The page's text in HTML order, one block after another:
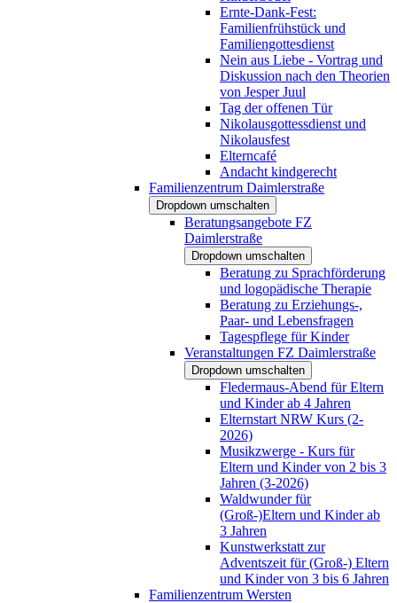
Ernte-Dank-Fest:
Familienfrühstück und
Familiengottesdienst
Nein aus Liebe - Vortrag und
Diskussion nach den Theorien
von Jesper Juul
Tag der offenen Tür
Nikolausgottessdienst und
Nikolausfest
Elterncafé
Andacht kindgerecht
Familienzentrum Daimlerstraße
Dropdown umschalten
Beratungsangebote FZ
Daimlerstraße
Dropdown umschalten
Beratung zu Sprachförderung
und logopädische Therapie
Beratung zu Erziehungs-,
Paar- und Lebensfragen
Tagespflege für Kinder
Veranstaltungen FZ Daimlerstraße
Dropdown umschalten
Fledermaus-Abend für Eltern
und Kinder ab 4 Jahren
Elternstart NRW Kurs (2-
2026)
Musikzwerge - Kurs für
Eltern und Kinder von 2 bis 3
Jahren (3-2026)
Waldwunder für
(Groß-)Eltern und Kinder ab
3 Jahren
Kunstwerkstatt zur
Adventszeit für (Groß-) Eltern
und Kinder von 3 bis 6 Jahren
Familienzentrum Wersten